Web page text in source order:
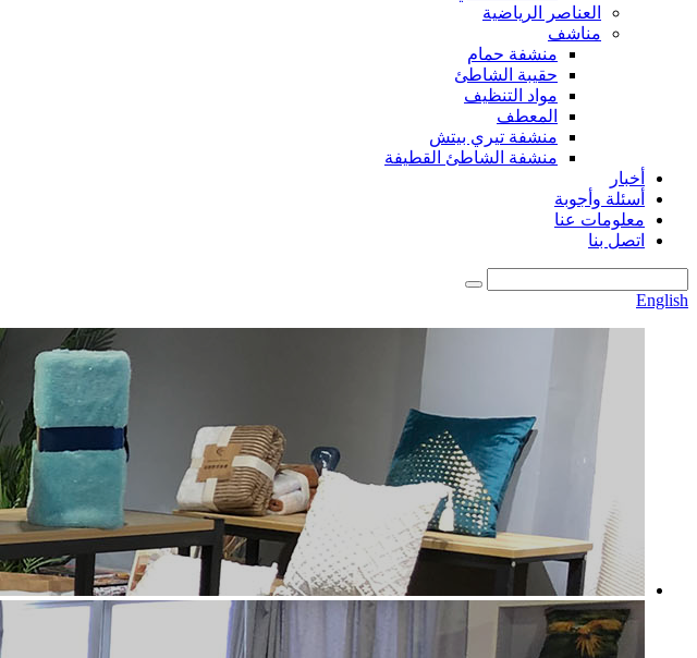
العناصر الرياضية
مناشف
منشفة حمام
حقيبة الشاطئ
مواد التنظيف
المعطف
منشفة تيري بيتش
منشفة الشاطئ القطيفة
أخبار
أسئلة وأجوبة
معلومات عنا
اتصل بنا
English